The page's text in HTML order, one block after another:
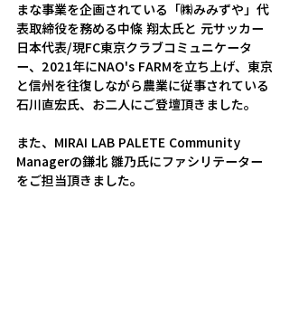
まな事業を企画されている「㈱みみずや」代
表取締役を務める中條 翔太氏と 元サッカー
日本代表/現FC東京クラブコミュニケータ
ー、2021年にNAO's FARMを立ち上げ、東京
と信州を往復しながら農業に従事されている
石川直宏氏、お二人にご登壇頂きました。
また、MIRAI LAB PALETE Community
Managerの鎌北 雛乃氏にファシリテーター
をご担当頂きました。